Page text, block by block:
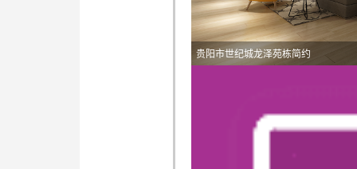
贵阳市世纪城龙泽苑栋简约